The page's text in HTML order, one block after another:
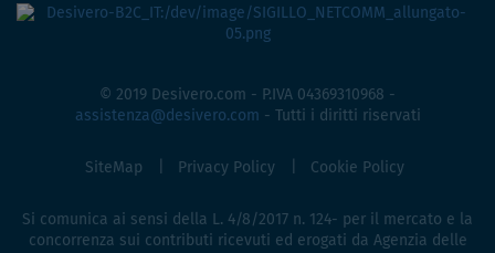
© 2019 Desivero.com - P.IVA 04369310968 -
assistenza@desivero.com - Tutti i diritti riservati
SiteMap Privacy Policy Cookie Policy
Si comunica ai sensi della L. 4/8/2017 n. 124- per il mercato e la
concorrenza sui contributi ricevuti ed erogati da Agenzia delle